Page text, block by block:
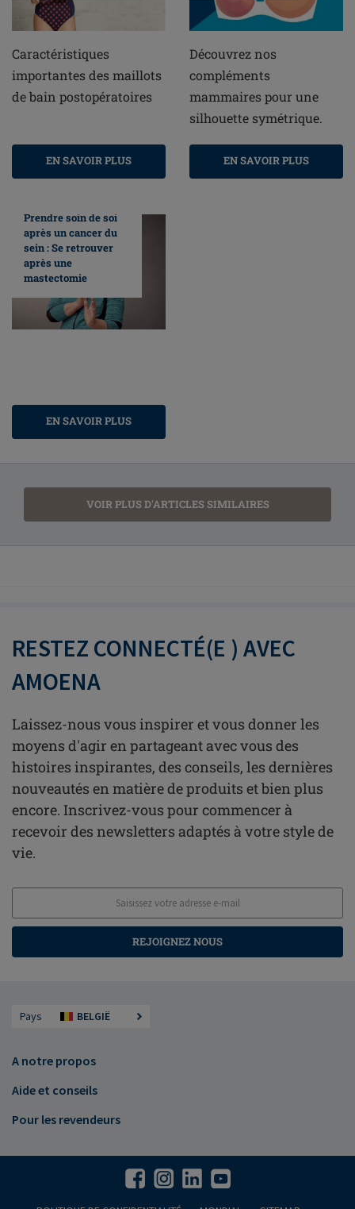
Caractéristiques
importantes des maillots
de bain postopératoires
EN SAVOIR PLUS
Découvrez nos
compléments
mammaires pour une
silhouette symétrique.
EN SAVOIR PLUS
Prendre soin de soi
après un cancer du
sein : Se retrouver
après une
mastectomie
EN SAVOIR PLUS
VOIR PLUS D'ARTICLES SIMILAIRES
RESTEZ CONNECTÉ(E ) AVEC
AMOENA
Laissez-nous vous inspirer et vous donner les
moyens d'agir en partageant avec vous des
histoires inspirantes, des conseils, les dernières
nouveautés en matière de produits et bien plus
encore. Inscrivez-vous pour commencer à
recevoir des newsletters adaptés à votre style de
vie.
REJOIGNEZ NOUS
Pays BELGIË
A notre propos
Aide et conseils
Pour les revendeurs